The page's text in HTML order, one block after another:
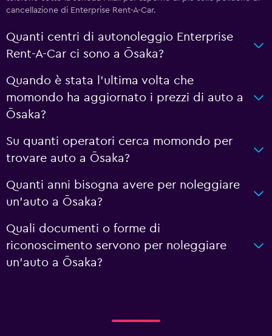
cancellazione di Enterprise Rent-A-Car.
Quanti centri di autonoleggio Enterprise
Rent-A-Car ci sono a Ōsaka?
Quando è stata l'ultima volta che
momondo ha aggiornato i prezzi di auto a
Ōsaka?
Su quanti operatori cerca momondo per
trovare auto a Ōsaka?
Quanti anni bisogna avere per noleggiare
un'auto a Ōsaka?
Quali documenti o forme di
riconoscimento servono per noleggiare
un'auto a Ōsaka?